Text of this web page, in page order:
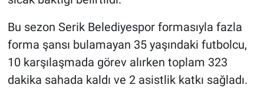
Bu sezon Serik Belediyespor formasıyla fazla
forma şansı bulamayan 35 yaşındaki futbolcu,
10 karşılaşmada görev alırken toplam 323
dakika sahada kaldı ve 2 asistlik katkı sağladı.